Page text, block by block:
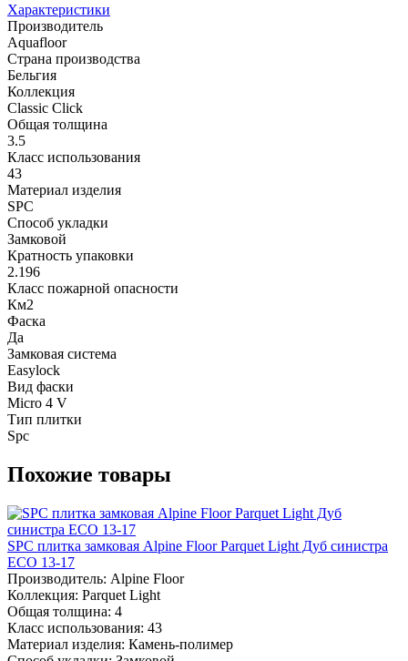
Характеристики
Производитель
Aquafloor
Страна производства
Бельгия
Коллекция
Classic Click
Общая толщина
3.5
Класс использования
43
Материал изделия
SPC
Способ укладки
Замковой
Кратность упаковки
2.196
Класс пожарной опасности
Км2
Фаска
Да
Замковая система
Easylock
Вид фаски
Micro 4 V
Тип плитки
Spc
Похожие товары
SPC плитка замковая Alpine Floor Parquet Light Дуб синистра
ЕСО 13-17
Производитель: Alpine Floor
Коллекция: Parquet Light
Общая толщина: 4
Класс использования: 43
Материал изделия: Камень-полимер